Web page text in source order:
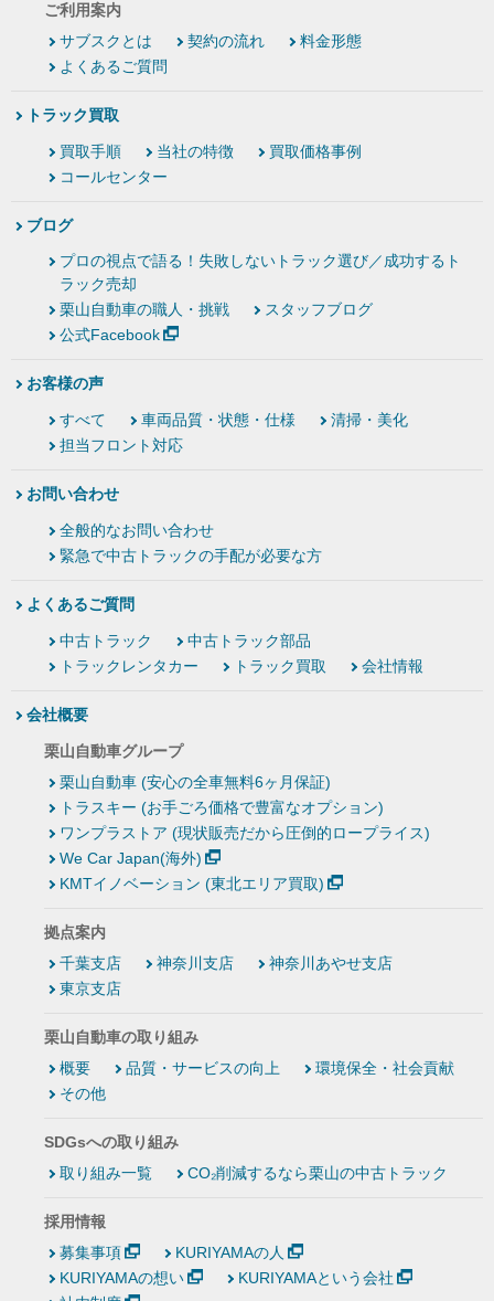
ご利用案内
サブスクとは
契約の流れ
料金形態
よくあるご質問
トラック買取
買取手順 当社の特徴
買取価格事例
コールセンター
ブログ
プロの視点で語る！失敗しないトラック選び／成功するト
ラック売却
栗山自動車の職人・挑戦
スタッフブログ
公式Facebook
お客様の声
すべて 車両品質・状態・仕様
清掃・美化
担当フロント対応
お問い合わせ
全般的なお問い合わせ
緊急で中古トラックの手配が必要な方
よくあるご質問
中古トラック
中古トラック部品
トラックレンタカー
トラック買取 会社情報
会社概要
栗山自動車グループ
栗山自動車 (安心の全車無料6ヶ月保証)
トラスキー (お手ごろ価格で豊富なオプション)
ワンプラストア (現状販売だから圧倒的ロープライス)
We Car Japan(海外)
KMTイノベーション (東北エリア買取)
拠点案内
千葉支店
神奈川支店
神奈川あやせ支店
東京支店
栗山自動車の取り組み
概要
品質・サービスの向上
環境保全・社会貢献
その他
SDGsへの取り組み
取り組み一覧
CO₂削減するなら栗山の中古トラック
採用情報
募集事項
KURIYAMAの人
KURIYAMAの想い
KURIYAMAという会社